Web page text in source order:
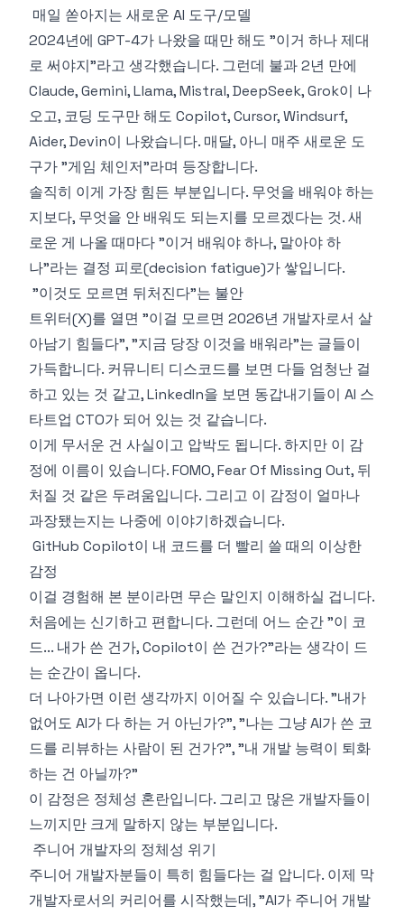
매일 쏟아지는 새로운 AI 도구/모델
2024년에 GPT-4가 나왔을 때만 해도 "이거 하나 제대
로 써야지"라고 생각했습니다. 그런데 불과 2년 만에
Claude, Gemini, Llama, Mistral, DeepSeek, Grok이 나
오고, 코딩 도구만 해도 Copilot, Cursor, Windsurf,
Aider, Devin이 나왔습니다. 매달, 아니 매주 새로운 도
구가 "게임 체인저"라며 등장합니다.
솔직히 이게 가장 힘든 부분입니다. 무엇을 배워야 하는
지보다, 무엇을 안 배워도 되는지를 모르겠다는 것. 새
로운 게 나올 때마다 "이거 배워야 하나, 말아야 하
나"라는 결정 피로(decision fatigue)가 쌓입니다.
"이것도 모르면 뒤처진다"는 불안
트위터(X)를 열면 "이걸 모르면 2026년 개발자로서 살
아남기 힘들다", "지금 당장 이것을 배워라"는 글들이
가득합니다. 커뮤니티 디스코드를 보면 다들 엄청난 걸
하고 있는 것 같고, LinkedIn을 보면 동갑내기들이 AI 스
타트업 CTO가 되어 있는 것 같습니다.
이게 무서운 건 사실이고 압박도 됩니다. 하지만 이 감
정에 이름이 있습니다. FOMO, Fear Of Missing Out, 뒤
처질 것 같은 두려움입니다. 그리고 이 감정이 얼마나
과장됐는지는 나중에 이야기하겠습니다.
GitHub Copilot이 내 코드를 더 빨리 쓸 때의 이상한
감정
이걸 경험해 본 분이라면 무슨 말인지 이해하실 겁니다.
처음에는 신기하고 편합니다. 그런데 어느 순간 "이 코
드... 내가 쓴 건가, Copilot이 쓴 건가?"라는 생각이 드
는 순간이 옵니다.
더 나아가면 이런 생각까지 이어질 수 있습니다. "내가
없어도 AI가 다 하는 거 아닌가?", "나는 그냥 AI가 쓴 코
드를 리뷰하는 사람이 된 건가?", "내 개발 능력이 퇴화
하는 건 아닐까?"
이 감정은 정체성 혼란입니다. 그리고 많은 개발자들이
느끼지만 크게 말하지 않는 부분입니다.
주니어 개발자의 정체성 위기
주니어 개발자분들이 특히 힘들다는 걸 압니다. 이제 막
개발자로서의 커리어를 시작했는데, "AI가 주니어 개발